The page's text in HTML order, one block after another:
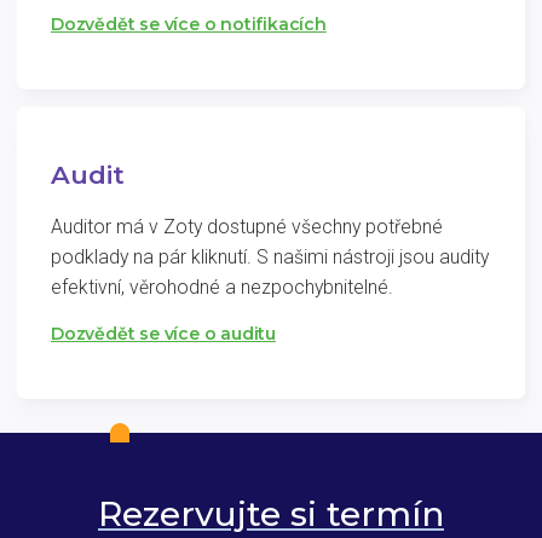
Dozvědět se více o notifikacích
Audit
Auditor má v Zoty dostupné všechny potřebné
podklady na pár kliknutí. S našimi nástroji jsou audity
efektivní, věrohodné a nezpochybnitelné.
Dozvědět se více o auditu
Rezervujte si termín